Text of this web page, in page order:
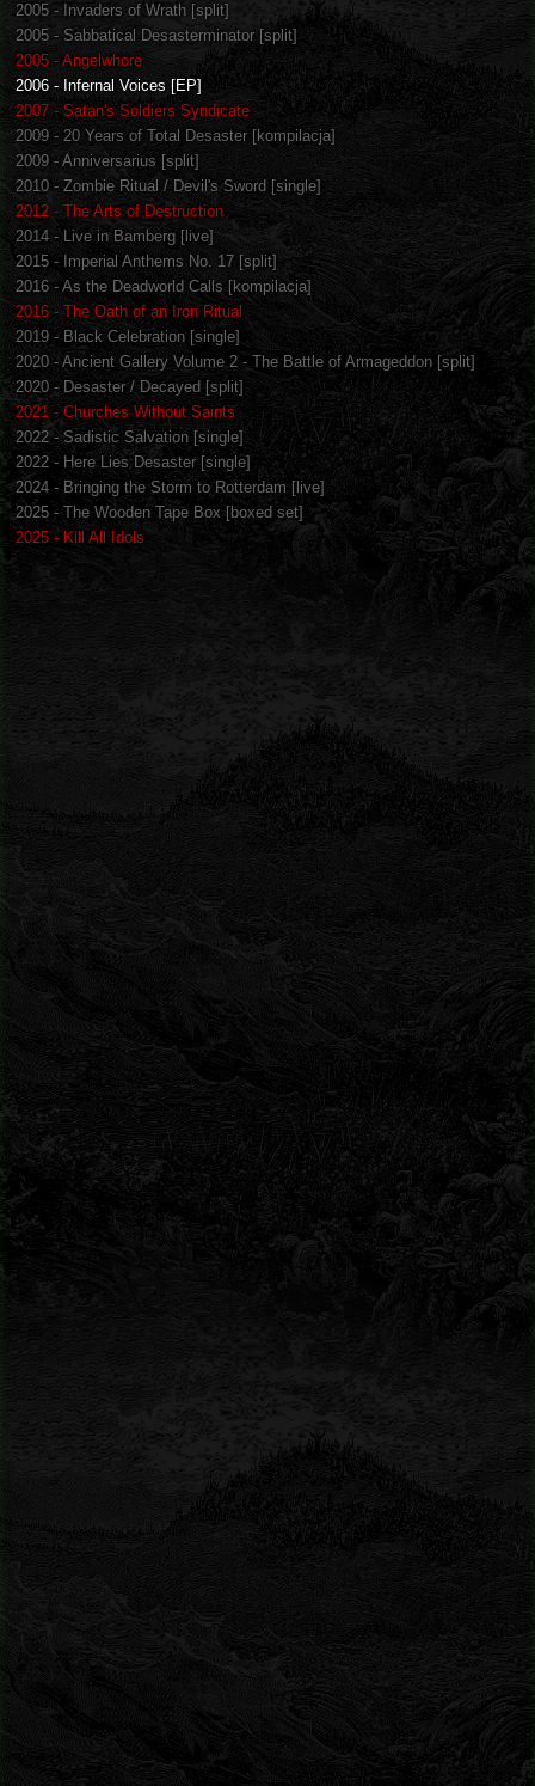
2005 - Invaders of Wrath [split]
2005 - Sabbatical Desasterminator [split]
2005 - Angelwhore
2006 - Infernal Voices [EP]
2007 - Satan's Soldiers Syndicate
2009 - 20 Years of Total Desaster [kompilacja]
2009 - Anniversarius [split]
2010 - Zombie Ritual / Devil's Sword [single]
2012 - The Arts of Destruction
2014 - Live in Bamberg [live]
2015 - Imperial Anthems No. 17 [split]
2016 - As the Deadworld Calls [kompilacja]
2016 - The Oath of an Iron Ritual
2019 - Black Celebration [single]
2020 - Ancient Gallery Volume 2 - The Battle of Armageddon [split]
2020 - Desaster / Decayed [split]
2021 - Churches Without Saints
2022 - Sadistic Salvation [single]
2022 - Here Lies Desaster [single]
2024 - Bringing the Storm to Rotterdam [live]
2025 - The Wooden Tape Box [boxed set]
2025 - Kill All Idols